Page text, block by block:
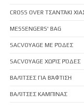
CROSS OVER ΤΣΑΝΤΆΚΙ
MESSENGERS' BAG
SACVOYAGE ΜΕ ΡΌΔΕΣ
SACVOYAGE ΧΩΡΊΣ ΡΌΔΕΣ
ΒΑΛΊΤΣΕΣ ΓΙΑ ΒΆΦΤΙΣΗ
ΒΑΛΊΤΣΕΣ ΚΑΜΠΊΝΑΣ